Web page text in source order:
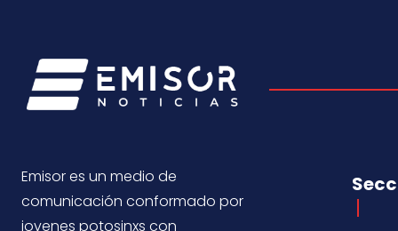
Emisor es un medio de
comunicación conformado por
jovenes potosinxs con